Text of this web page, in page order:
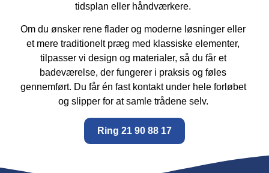
tidsplan eller håndværkere.
Om du ønsker rene flader og moderne løsninger eller
et mere traditionelt præg med klassiske elementer,
tilpasser vi design og materialer, så du får et
badeværelse, der fungerer i praksis og føles
gennemført. Du får én fast kontakt under hele forløbet
og slipper for at samle trådene selv.
Ring 21 90 88 17